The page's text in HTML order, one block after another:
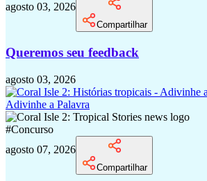
agosto 03, 2026
Compartilhar
Queremos seu feedback
agosto 03, 2026
Adivinhe a Palavra
#Concurso
agosto 07, 2026
Compartilhar